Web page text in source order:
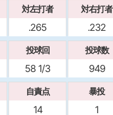
対左打者
.265
対右打者
.232
投球回
58 1/3
投球数
949
自責点
14
暴投
1